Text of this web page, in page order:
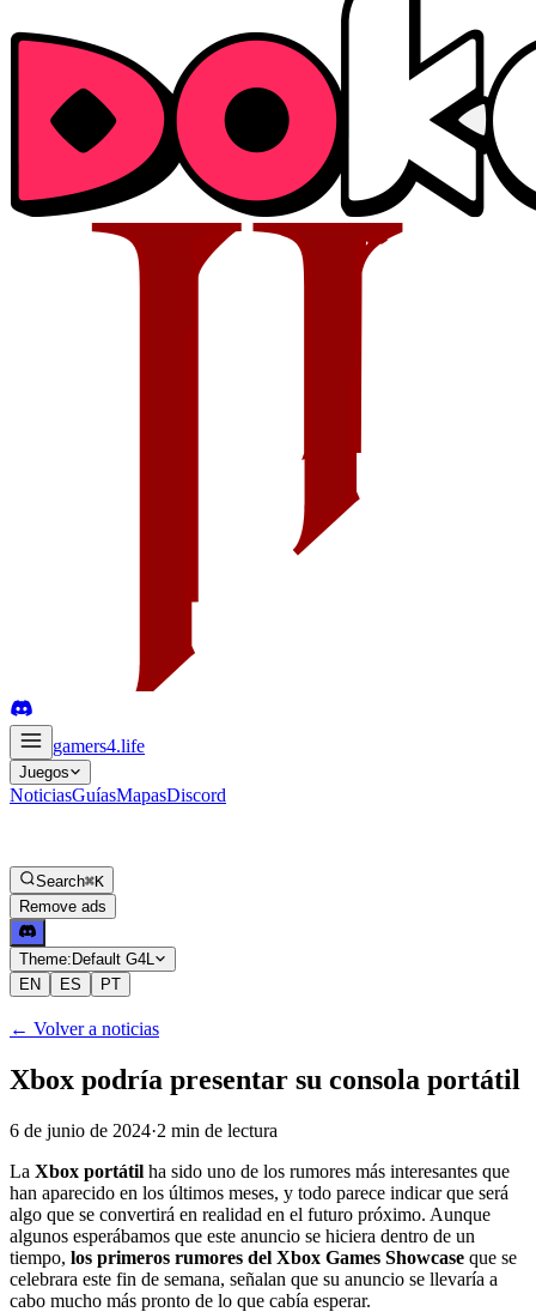
gamers4.life
Juegos
NoticiasGuíasMapasDiscord
Search⌘K
Remove ads
Theme: Default G4L
EN
ES PT
← Volver a noticias
Xbox podría presentar su consola portátil
6 de junio de 2024·2 min de lectura
La Xbox portátil ha sido uno de los rumores más interesantes que
han aparecido en los últimos meses, y todo parece indicar que será
algo que se convertirá en realidad en el futuro próximo. Aunque
algunos esperábamos que este anuncio se hiciera dentro de un
tiempo, los primeros rumores del Xbox Games Showcase que se
celebrara este fin de semana, señalan que su anuncio se llevaría a
cabo mucho más pronto de lo que cabía esperar.